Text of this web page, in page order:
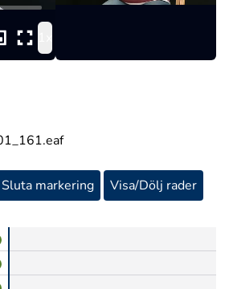
Sluta markering
Visa/Dölj rader